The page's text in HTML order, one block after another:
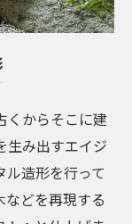
くからそこに建
生み出すエイジ
ル造形を行って
などを再現する